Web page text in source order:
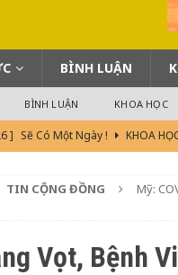
BÌNH LUẬN
BÌNH LUẬN KHOA HỌC
] Sẽ Có Một Ngày !
KHOA
] Khi TonTon Mỹ Phiếm
TIN
] Ký Ức Sài Gòn (Bài 2) TIN
TIN CỘNG ĐỒNG
Mỹ:
Vọt, Bệnh